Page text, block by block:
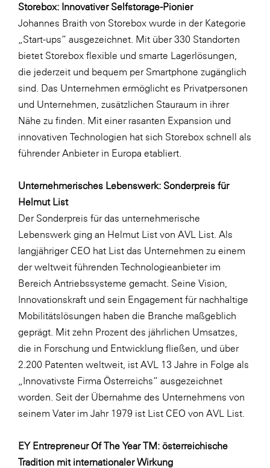
Storebox: Innovativer Selfstorage-Pionier
Johannes Braith von Storebox wurde in der Kategorie
„Start-ups“ ausgezeichnet. Mit über 330 Standorten
bietet Storebox flexible und smarte Lagerlösungen,
die jederzeit und bequem per Smartphone zugänglich
sind. Das Unternehmen ermöglicht es Privatpersonen
und Unternehmen, zusätzlichen Stauraum in ihrer
Nähe zu finden. Mit einer rasanten Expansion und
innovativen Technologien hat sich Storebox schnell als
führender Anbieter in Europa etabliert.
Unternehmerisches Lebenswerk: Sonderpreis für
Helmut List
Der Sonderpreis für das unternehmerische
Lebenswerk ging an Helmut List von AVL List. Als
langjähriger CEO hat List das Unternehmen zu einem
der weltweit führenden Technologieanbieter im
Bereich Antriebssysteme gemacht. Seine Vision,
Innovationskraft und sein Engagement für nachhaltige
Mobilitätslösungen haben die Branche maßgeblich
geprägt. Mit zehn Prozent des jährlichen Umsatzes,
die in Forschung und Entwicklung fließen, und über
2.200 Patenten weltweit, ist AVL 13 Jahre in Folge als
„Innovativste Firma Österreichs“ ausgezeichnet
worden. Seit der Übernahme des Unternehmens von
seinem Vater im Jahr 1979 ist List CEO von AVL List.
EY Entrepreneur Of The Year TM: österreichische
Tradition mit internationaler Wirkung